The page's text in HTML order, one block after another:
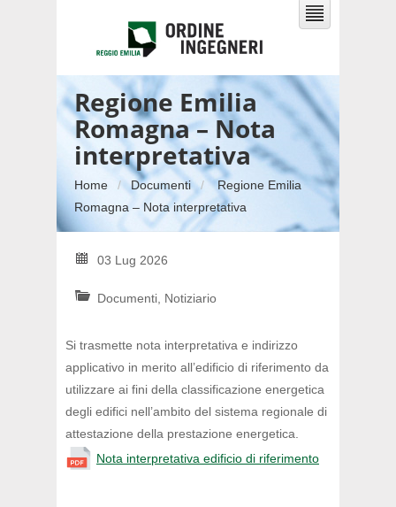
Regione Emilia
Romagna – Nota
interpretativa
Home Documenti
Regione Emilia
Romagna – Nota interpretativa
03 Lug 2026
Documenti Notiziario
Si trasmette nota interpretativa e indirizzo
applicativo in merito all’edificio di riferimento da
utilizzare ai fini della classificazione energetica
degli edifici nell’ambito del sistema regionale di
attestazione della prestazione energetica.
Nota interpretativa edificio di riferimento